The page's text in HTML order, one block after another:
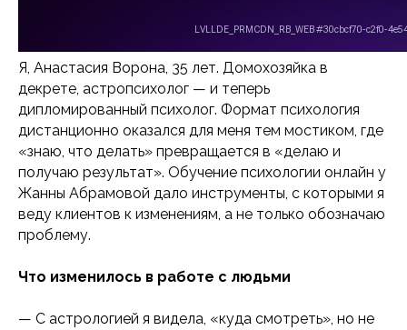
Я, Анастасия Ворона, 35 лет. Домохозяйка в
декрете, астропсихолог — и теперь
дипломированный психолог. Формат психология
дистанционно оказался для меня тем мостиком, где
«знаю, что делать» превращается в «делаю и
получаю результат». Обучение психологии онлайн у
Жанны Абрамовой дало инструменты, с которыми я
веду клиентов к изменениям, а не только обозначаю
проблему.
Что изменилось в работе с людьми
— С астрологией я видела, «куда смотреть», но не